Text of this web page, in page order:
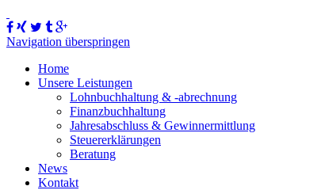
Navigation überspringen
Home
Unsere Leistungen
Lohnbuchhaltung & -abrechnung
Finanzbuchhaltung
Jahresabschluss & Gewinnermittlung
Steuererklärungen
Beratung
News
Kontakt